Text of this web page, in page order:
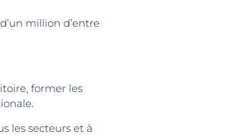
million d’entre
former les
les secteurs et à